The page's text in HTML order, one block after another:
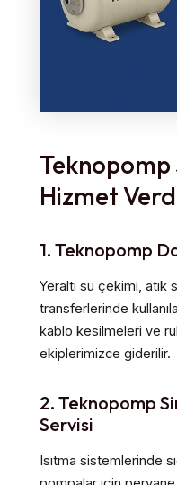
Hizmet
1. Teknopomp
Yeraltı su çekimi,
transferlerinde
kablo kesilmeleri ve
ekiplerimizce giderilir.
2. Teknopomp
Servisi
Isıtma sistemlerinde